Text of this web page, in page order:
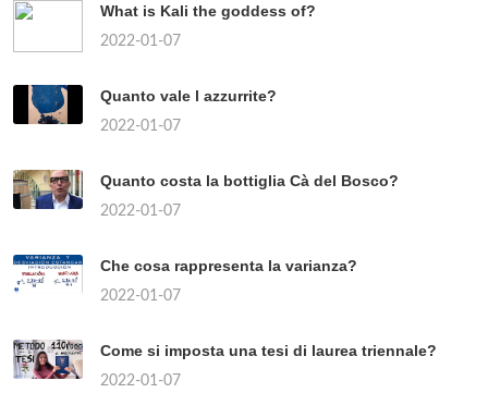
What is Kali the goddess of?
2022-01-07
Quanto vale l azzurrite?
2022-01-07
Quanto costa la bottiglia Cà del Bosco?
2022-01-07
Che cosa rappresenta la varianza?
2022-01-07
Come si imposta una tesi di laurea triennale?
2022-01-07